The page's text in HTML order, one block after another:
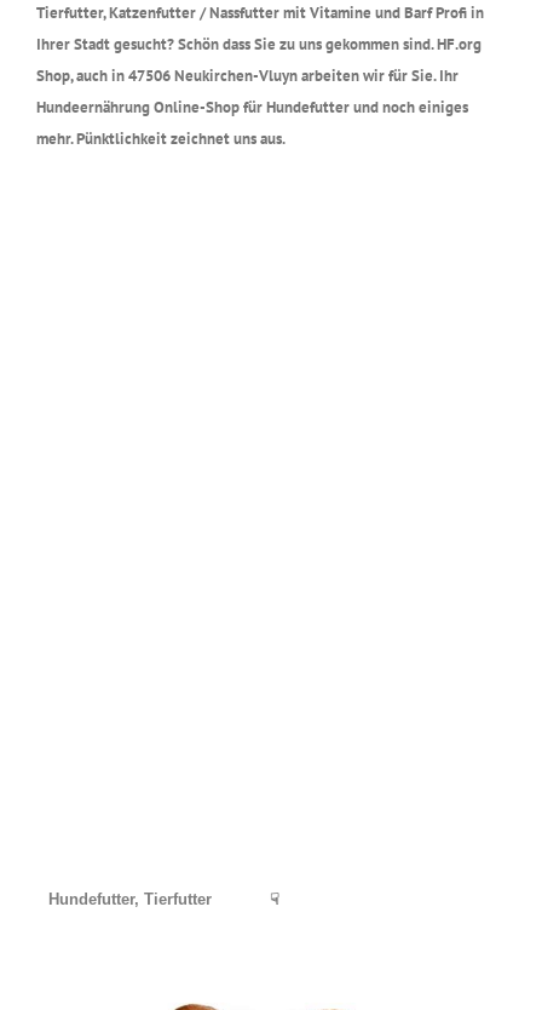
Tierfutter, Katzenfutter / Nassfutter mit Vitamine und Barf Profi in
Ihrer Stadt gesucht? Schön dass Sie zu uns gekommen sind. HF.org
Shop, auch in 47506 Neukirchen-Vluyn arbeiten wir für Sie. Ihr
Hundeernährung Online-Shop für Hundefutter und noch einiges
mehr. Pünktlichkeit zeichnet uns aus.
Hundefutter, Tierfutter ☟